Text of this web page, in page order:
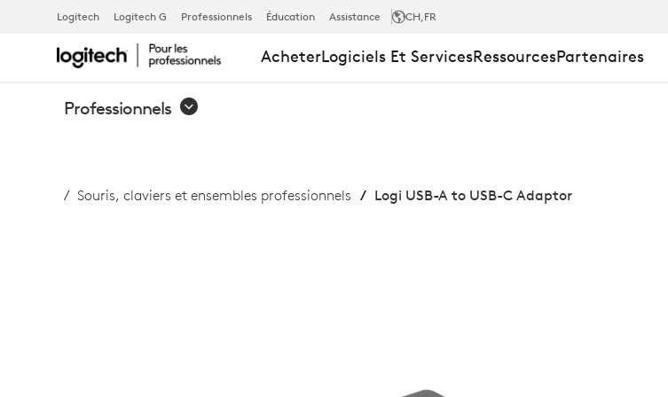
LOGI
USB-
Logitech Logitech G Professionnels Éducation Assistance CH,FR
AcheterLogiciels Et ServicesRessourcesPartenaires
Professionnels
Souris, claviers et ensembles professionnels Logi USB-A to USB-C Adaptor